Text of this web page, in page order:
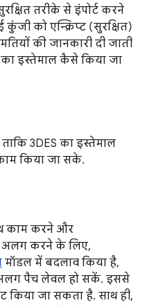
तरीके से इंपोर्ट करने
को एन्क्रिप्ट (सुरक्षित)
की जानकारी दी जाती
इस्तेमाल कैसे किया जा
3DES का इस्तेमाल
किया जा सके.
काम करने और
करने के लिए,
मॉडल में बदलाव किया है,
अलग पैच लेवल हो सकें. इससे
जा सकता है. साथ ही,